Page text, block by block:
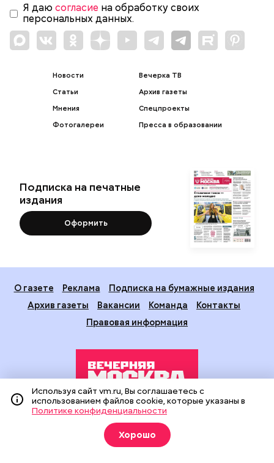
Я даю согласие на обработку своих
персональных данных.
Новости
Статьи
Мнения
Фотогалереи
Вечерка ТВ
Архив газеты
Спецпроекты
Пресса в образовании
Подписка на печатные
издания
Оформить
О газете Реклама
Подписка на бумажные издания
Архив газеты
Вакансии Команда
Контакты
Правовая информация
Издание создано при финансовой поддержке Департамента
средств массовой информации и рекламы города Москвы.
На сайте применяются рекомендательные технологии
(информационные технологии предоставления информации
Используя сайт vm.ru, Вы соглашаетесь с
использованием файлов cookie, которые указаны в
Политике конфиденциальности
Хорошо